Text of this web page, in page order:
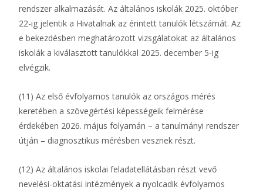
rendszer alkalmazását. Az általános iskolák 2025. október
22-ig jelentik a Hivatalnak az érintett tanulók létszámát. Az
e bekezdésben meghatározott vizsgálatokat az általános
iskolák a kiválasztott tanulókkal 2025. december 5-ig
elvégzik.
(11) Az első évfolyamos tanulók az országos mérés
keretében a szövegértési képességeik felmérése
érdekében 2026. május folyamán – a tanulmányi rendszer
útján – diagnosztikus mérésben vesznek részt.
(12) Az általános iskolai feladatellátásban részt vevő
nevelési-oktatási intézmények a nyolcadik évfolyamos